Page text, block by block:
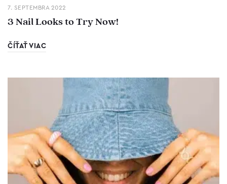
7. SEPTEMBRA 2022
3 Nail Looks to Try Now!
ČÍŤAŤ VIAC